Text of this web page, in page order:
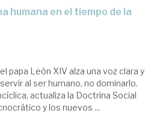
papa León XIV alza una voz clara y
al ser humano, no dominarlo.
actualiza la Doctrina Social
y los nuevos ...